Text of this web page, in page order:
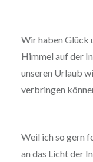
Wir haben Glück
Himmel auf der
unseren Urlaub
verbringen
Weil ich so gern
an das Licht der